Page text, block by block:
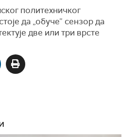
политехничког
да „обуче” сензор да
две или три врсте